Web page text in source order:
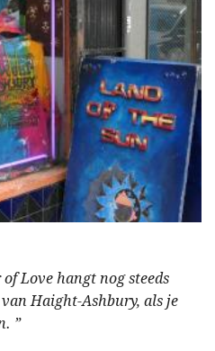
of Love hangt nog steeds
Haight-Ashbury, als je
”